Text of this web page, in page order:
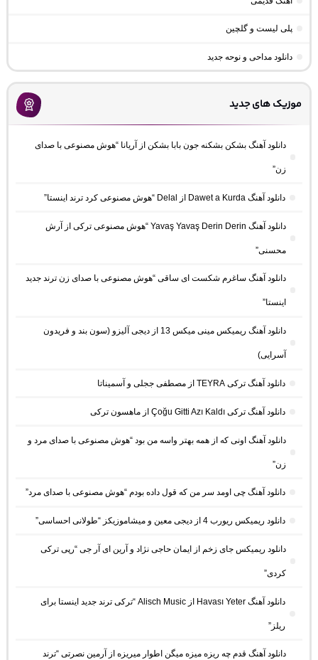
پلی لیست و گلچین
دانلود مداحی و نوحه جدید
موزیک های جدید
دانلود آهنگ بشکن بشکنه جون بابا بشکن از آریانا “هوش مصنوعی با صدای
زن”
دانلود آهنگ Dawet a Kurda از Delal “هوش مصنوعی کرد ترند اینستا”
دانلود آهنگ Yavaş Yavaş Derin Derin “هوش مصنوعی ترکی از آرش
محسنی”
دانلود آهنگ ساغرم شکست ای ساقی “هوش مصنوعی با صدای زن ترند جدید
اینستا”
دانلود آهنگ ریمیکس مینی میکس 13 از دیجی آلیزو (سون بند و فریدون
آسرایی)
دانلود آهنگ ترکی TEYRA از مصطفی ججلی و آسمیناتا
دانلود آهنگ ترکی Çoğu Gitti Azı Kaldı از ماهسون ترکی
دانلود آهنگ اونی که از همه بهتر واسه من بود “هوش مصنوعی با صدای مرد و
زن”
دانلود آهنگ چی اومد سر من که قول داده بودم “هوش مصنوعی با صدای مرد”
دانلود ریمیکس ریورب 4 از دیجی معین و میشاموزیکز “طولانی احساسی”
دانلود ریمیکس جای زخم از ایمان حاجی نژاد و آرین ای آر جی “رپی ترکی
کردی”
دانلود آهنگ Havası Yeter از Alisch Music “ترکی ترند جدید اینستا برای
ریلز”
دانلود آهنگ ﻗﺪم ﭼﻪ رﻳﺰه ﻣﻴﺰه ﻣﻴﮕﻦ اﻃﻮار ﻣﻴﺮﻳﺰه از آرمین نصرتی “ترند